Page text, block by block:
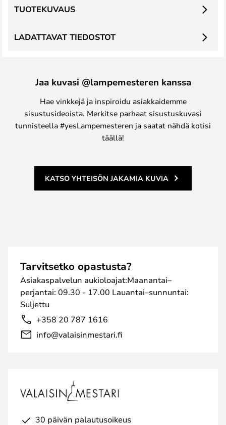
TUOTEKUVAUS
LADATTAVAT TIEDOSTOT
Jaa kuvasi @lampemesteren kanssa
Hae vinkkejä ja inspiroidu asiakkaidemme
sisustusideoista. Merkitse parhaat sisustuskuvasi
tunnisteella #yesLampemesteren ja saatat nähdä kotisi
täällä!
KATSO YHTEISÖN JAKAMIA KUVIA
Tarvitsetko opastusta?
Asiakaspalvelun aukioloajat:Maanantai–
perjantai: 09.30 - 17.00 Lauantai–sunnuntai:
Suljettu
+358 20 787 1616
info@valaisinmestari.fi
30 päivän palautusoikeus